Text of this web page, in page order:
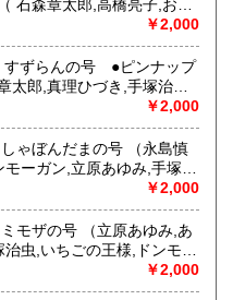
和子,立原あゆみ,倉多江美,
,伊東愛子,岸本理生,小橋も
じゅん,真理ひづき,市川み
本コウタロー,吉見佑子）
￥2,000
ずらんの号 ●ピンナップ
ドンモーガン,市川みさこ,い
美,イズミヨーコ,粕谷紀子,
本コータロー）
￥2,000
だまの号 （永島慎
ーガン,立原あゆみ,手塚治
,市川みさこ,たちいりハル
けみ,おおやちき,のがみけ
タロー）
￥2,000
立原あゆみ,あ
虫,いちごの王様,ドンモー
清水侑子,風間宏子,真理ひづ
萩尾望都,山本コータロー）
￥2,000